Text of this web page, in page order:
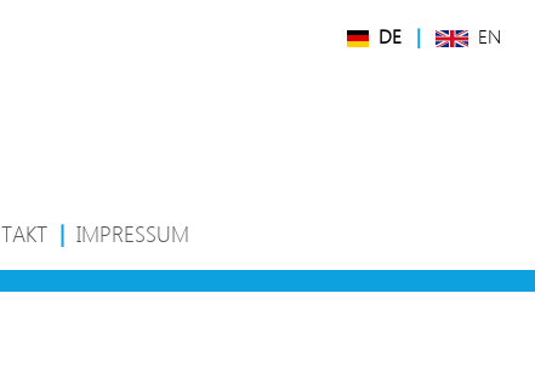
DE | EN
| IMPRESSUM